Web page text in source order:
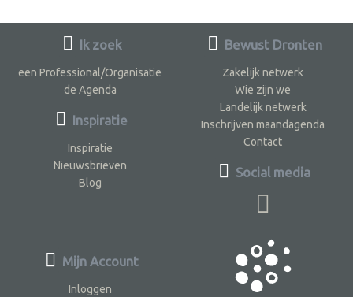
Ik zoek
een Professional/Organisatie
de Agenda
Inspiratie
Inspiratie
Nieuwsbrieven
Blog
Bewust Dronten
Zakelijk netwerk
Wie zijn we
Landelijk netwerk
Inschrijven maandagenda
Contact
Social media
Mijn Account
Inloggen